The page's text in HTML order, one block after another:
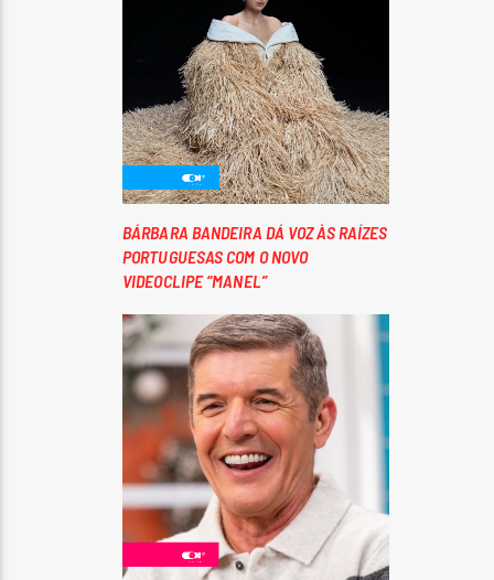
BÁRBARA BANDEIRA DÁ VOZ ÀS RAÍZES
PORTUGUESAS COM O NOVO
VIDEOCLIPE “MANEL”